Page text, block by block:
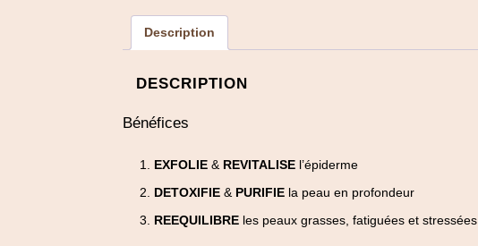
Description
DESCRIPTION
Bénéfices
EXFOLIE & REVITALISE l’épiderme
DETOXIFIE & PURIFIE la peau en profondeur
REEQUILIBRE les peaux grasses, fatiguées et stressées